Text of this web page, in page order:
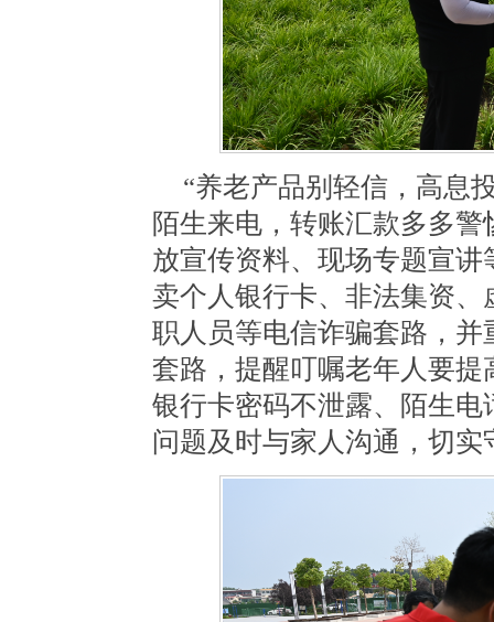
“养老产品别轻信，高息
陌生来电，转账汇款多多
放宣传资料、现场专题宣
卖个人银行卡、 非法集资、
职人员等电信诈骗套路，
套路，提醒叮嘱老年人要
银行卡密码不泄露、陌生
问题及时与家人沟通，切实